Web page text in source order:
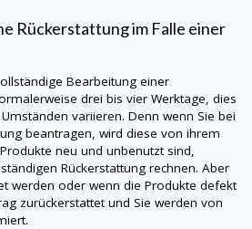
Rückerstattung im Falle einer
Bearbeitung einer
drei bis vier Werktage, dies
variieren. Denn wenn Sie bei
beantragen, wird diese von ihrem
neu und unbenutzt sind,
Rückerstattung rechnen. Aber
werden oder wenn die Produkte defekt
zurückerstattet und Sie werden von